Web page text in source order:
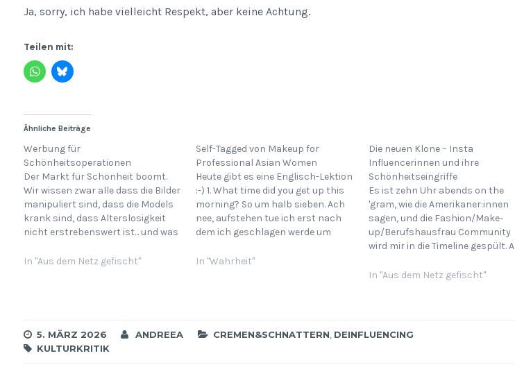
Ja, sorry, ich habe vielleicht Respekt, aber keine Achtung.
Teilen mit:
Ähnliche Beiträge
Werbung für
Schönheitsoperationen
Der Markt für Schönheit boomt.
Wir wissen zwar alle dass die Bilder
manipuliert sind, dass die Models
krank sind, dass Alterslosigkeit
nicht erstrebenswert ist... und was
Falten Cremes für 600 Euro,
In "Aus dem Netz gefischt"
Self-Tagged von Makeup for
Professional Asian Women
Heute gibt es eine Englisch-Lektion
:-) 1. What time did you get up this
morning? So um halb sieben. Ach
nee, aufstehen tue ich erst nach
dem ich geschlagen werde um
Medium-rare. Also blutig, kurz vor
In "Wahrheit"
Die neuen Klone – Insta
Influencerinnen und ihre
Schönheitseingriffe
Es ist zehn Uhr abends on the
'gram, wie die Amerikaner:innen
sagen, und die Fashion/Make-
up/Berufshausfrau Community
wird mir in die Timeline gespült.
thematisch ähnlich, es sind
bekannten Influencerinnen
In "Aus dem Netz gefischt"
5. MÄRZ 2026 ANDREEA CREMEN&SCHNATTERN DEINFLUENCING
KULTURKRITIK